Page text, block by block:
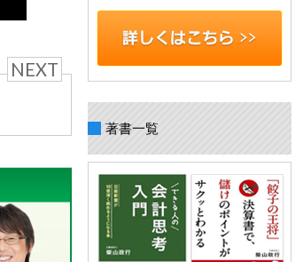
NEXT
著書一覧